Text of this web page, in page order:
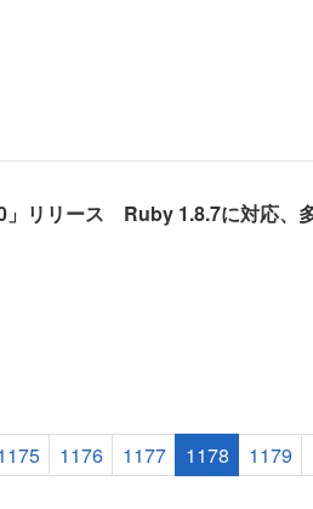
」リリース Ruby 1.8.7に対応、
1176 1177 1178 1179